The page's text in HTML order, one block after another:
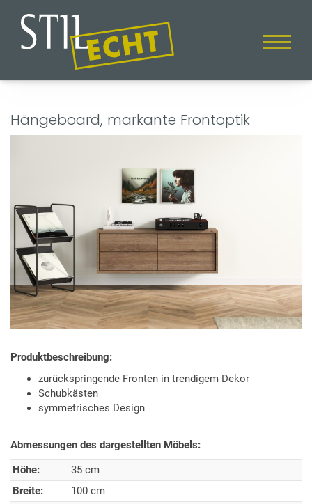
Hängeboard, markante Frontoptik
Produktbeschreibung:
zurückspringende Fronten in trendigem Dekor
Schubkästen
symmetrisches Design
Abmessungen des dargestellten Möbels:
Höhe:
35 cm
Breite:
100 cm